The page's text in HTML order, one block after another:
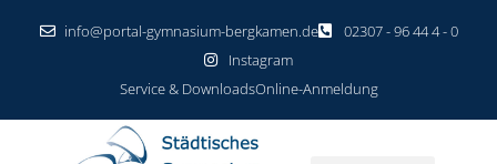
info@portal-gymnasium-bergkamen.de
02307 - 96 44 4 - 0
Instagram
Service & DownloadsOnline-Anmeldung